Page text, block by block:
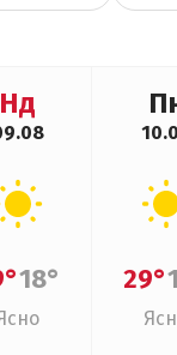
Нд
18° 29°